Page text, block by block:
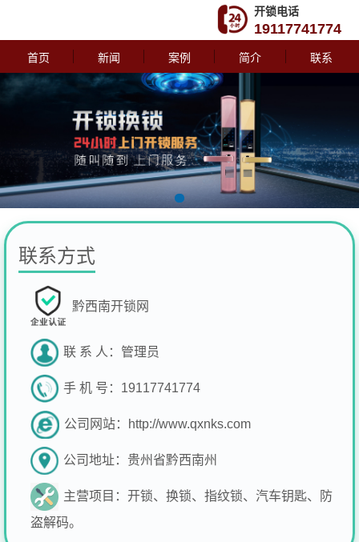
开锁电话
19117741774
首页 新闻 案例 简介 联系
联系方式
黔西南开锁网
联 系 人： 管理员
手 机 号： 19117741774
公司网站： http://www.qxnks.com
公司地址： 贵州省黔西南州
主营项目： 开锁、换锁、指纹锁、汽车钥匙、防
盗解码。